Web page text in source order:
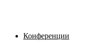
Конференции